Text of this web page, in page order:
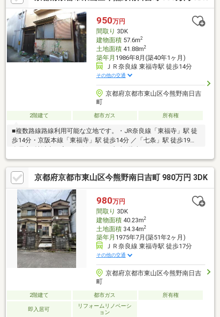
大きさ、予算に合わせて比較いただける物件のご紹介--+---+---
◆♯(4)見学予約☆彡・百聞は一見に如かず！実際に現地で誰にで
も分かりやすくご説明いたします♪
950万円
間取り 3DK
建物面積57.6m2
土地面積41.88m2
築年月 1986年8月(築40年1ヶ月)
ＪＲ奈良線 東福寺駅 徒歩14分
その他の交通
京都府京都市東山区今熊野南日吉
町
2階建て 都市ガス 所有権
■複数路線路線利用可能な立地です。・JR奈良線「東福寺」駅 徒
歩14分・京阪本線「東福寺」駅 徒歩14分 ／「七条」駅 徒歩19分■
全居室6帖以上の広さが確保された木造2階建て・3DKの住まい。
■1階には、各約6帖のDKと洋室。 洋室は引き戸仕様の2WAY動線
設計、暮らしに合わせた活用ができそうです。■2階には、約7.5帖
の洋室と約6帖の和室。 洋室は東側に出窓、和室には西側にバル
コニーが備わっています。■陽当り・通風・眺望良好。■都市ガス
対応。■建ぺい率60％、容積率200％。接面道路による容積制限
有。※再建築不可。 リフォームのご相談など、お気軽にお問合
せください。
京都府京都市東山区今熊野南日吉町 980万円 3DK
980万円
間取り 3DK
建物面積40.23m2
土地面積34.34m2
築年月 1975年7月(築51年2ヶ月)
ＪＲ奈良線 東福寺駅 徒歩17分
その他の交通
京都府京都市東山区今熊野南日吉
町
2階建て 都市ガス 所有権
即入居可
リフォームリノベーシ
ョン